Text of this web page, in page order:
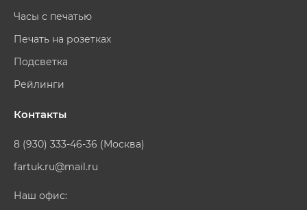
Часы с печатью
Печать на розетках
Подсветка
Рейлинги
Контакты
8 (930) 333-46-36 (Москва)
fartuk.ru@mail.ru
Наш офис: